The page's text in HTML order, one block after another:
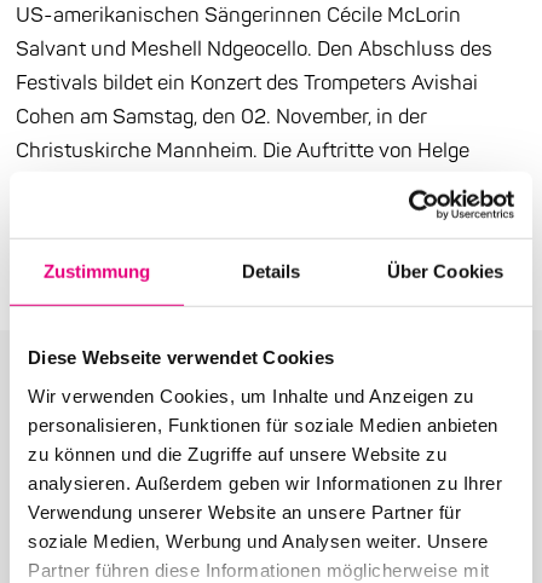
Zustimmung Details Über Cookies
Diese Webseite verwendet Cookies
Wir verwenden Cookies, um Inhalte und Anzeigen zu
personalisieren, Funktionen für soziale Medien anbieten
zu können und die Zugriffe auf unsere Website zu
analysieren. Außerdem geben wir Informationen zu Ihrer
Verwendung unserer Website an unsere Partner für
soziale Medien, Werbung und Analysen weiter. Unsere
Partner führen diese Informationen möglicherweise mit
US-amerikanischen Sängerinnen Cécile McLorin
Salvant und Meshell Ndgeocello. Den Abschluss des
Festivals bildet ein Konzert des Trompeters Avishai
Cohen am Samstag, den 02. November, in der
Christuskirche Mannheim. Die Auftritte von Helge
Schneider und Pat Metheny sind bereits ausverkauft.
Pressemitteilung (PDF)
Weitere Beiträge in der
Kategorie: Presse